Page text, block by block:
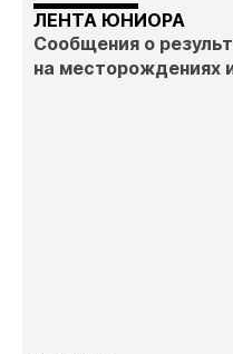
ЛЕНТА ЮНИОРА
Сообщения о
на месторождениях